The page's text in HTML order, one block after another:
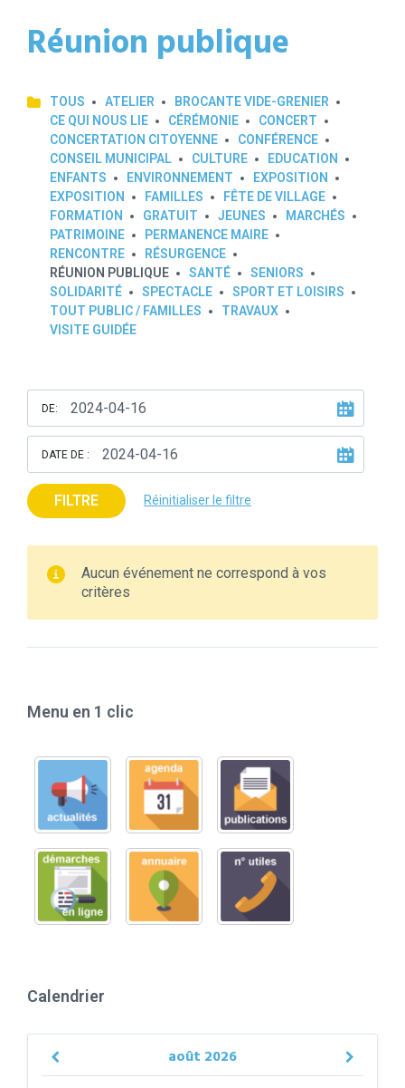
Réunion publique
TOUS ATELIER
BROCANTE VIDE-GRENIER
CE QUI NOUS LIE
CÉRÉMONIE
CONCERT
CONCERTATION CITOYENNE
CONFÉRENCE
CONSEIL MUNICIPAL
CULTURE
EDUCATION
ENFANTS
ENVIRONNEMENT
EXPOSITION
EXPOSITION
FAMILLES
FÊTE DE VILLAGE
FORMATION
GRATUIT JEUNES
MARCHÉS
PATRIMOINE
PERMANENCE MAIRE
RENCONTRE
RÉSURGENCE
RÉUNION PUBLIQUE
SANTÉ
SENIORS
SOLIDARITÉ
SPECTACLE
SPORT ET LOISIRS
TOUT PUBLIC / FAMILLES
TRAVAUX
VISITE GUIDÉE
DE:
DATE DE :
FILTRE Réinitialiser le filtre
Aucun événement ne correspond à vos
critères
Menu en 1 clic
Calendrier
août 2026
Previous